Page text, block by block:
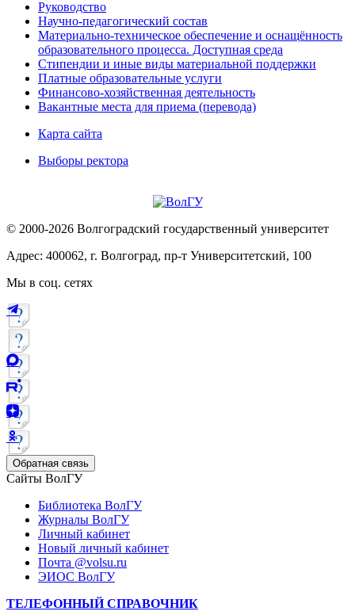
Руководство
Научно-педагогический состав
Материально-техническое обеспечение и оснащённость
образовательного процесса. Доступная среда
Стипендии и иные виды материальной поддержки
Платные образовательные услуги
Финансово-хозяйственная деятельность
Вакантные места для приема (перевода)
Карта сайта
Выборы ректора
© 2000-2026 Волгоградский государственный университет
Адрес: 400062, г. Волгоград, пр-т Университетский, 100
Мы в соц. сетях
Обратная связь
Сайты ВолГУ
Библиотека ВолГУ
Журналы ВолГУ
Личный кабинет
Новый личный кабинет
Почта @volsu.ru
ЭИОС ВолГУ
ТЕЛЕФОННЫЙ СПРАВОЧНИК